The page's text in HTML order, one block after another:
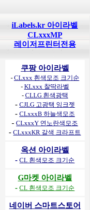
iLabels.kr 아이라벨
CLxxxMP
레이저프린터전용
쿠팡 아이라벨
- CLxxx 흰색모조 크기순
- KLxxx 찰딱라벨
- CLLG 흰색광택
- CJLG 고광택 잉크젯
- CLxxxB 하늘색모조
-CLxxxY 연노란색모조
-CLxxxKR 갈색 크라프트
옥션 아이라벨
-CL 흰색모조 크기순
G마켓 아이라벨
-CL 흰색모조 크기순
네이버 스마트스토어